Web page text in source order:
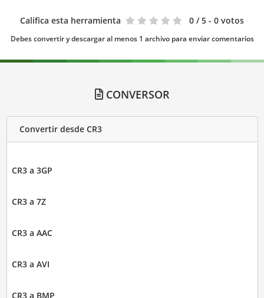
Califica esta herramienta 0 / 5 - 0 votos
Debes convertir y descargar al menos 1 archivo para enviar comentarios
CONVERSOR
Convertir desde CR3
CR3 a 3GP
CR3 a 7Z
CR3 a AAC
CR3 a AVI
CR3 a BMP